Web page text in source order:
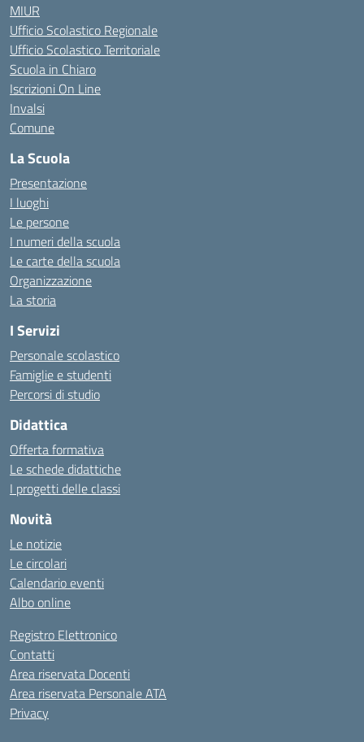
MIUR
Ufficio Scolastico Regionale
Ufficio Scolastico Territoriale
Scuola in Chiaro
Iscrizioni On Line
Invalsi
Comune
La Scuola
Presentazione
I luoghi
Le persone
I numeri della scuola
Le carte della scuola
Organizzazione
La storia
I Servizi
Personale scolastico
Famiglie e studenti
Percorsi di studio
Didattica
Offerta formativa
Le schede didattiche
I progetti delle classi
Novità
Le notizie
Le circolari
Calendario eventi
Albo online
Registro Elettronico
Contatti
Area riservata Docenti
Area riservata Personale ATA
Privacy